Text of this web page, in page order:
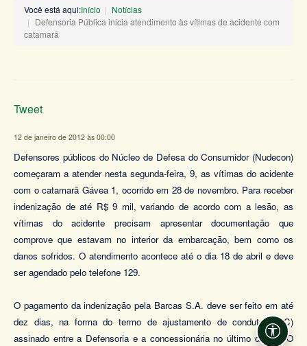
Você está aqui:Início
Notícias
Defensoria Pública inicia atendimento às vítimas de acidente com
catamarã
Tweet
12 de janeiro de 2012 às 00:00
Defensores públicos do Núcleo de Defesa do Consumidor (Nudecon)
começaram a atender nesta segunda-feira, 9, as vítimas do acidente
com o catamarã Gávea 1, ocorrido em 28 de novembro. Para receber
indenização de até R$ 9 mil, variando de acordo com a lesão, as
vítimas do acidente precisam apresentar documentação que
comprove que estavam no interior da embarcação, bem como os
danos sofridos. O atendimento acontece até o dia 18 de abril e deve
ser agendado pelo telefone 129.
O pagamento da indenização pela Barcas S.A. deve ser feito em até
dez dias, na forma do termo de ajustamento de conduta (TAC)
assinado entre a Defensoria e a concessionária no último dia 20. O